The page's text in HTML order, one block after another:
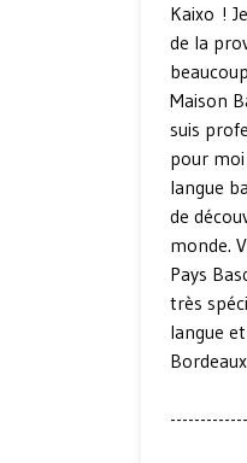
Kaixo !
de la
Maison
suis
pour
langue
de
monde.
Pays
très
langue
-------------